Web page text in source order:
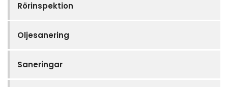
Rörinspektion
Oljesanering
Saneringar